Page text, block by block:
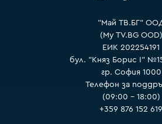
"Май ТВ.БГ"
(My TV.BG OOD)
ЕИК 202254191
бул. "Княз Борис I"
гр. София 1000
Телефон за
(09:00 – 18:00)
+359 876 152 619